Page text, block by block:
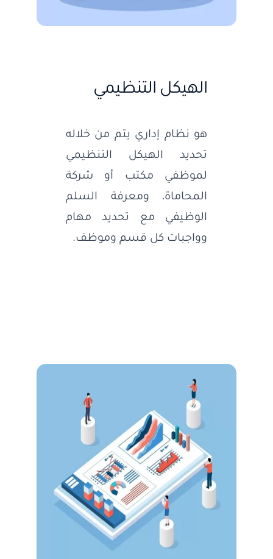
الهيكل التنظيمي
هو نظام إداري يتم من خلاله
تحديد الهيكل التنظيمي
لموظفي مكتب أو شركة
المحاماة، ومعرفة السلم
الوظيفي مع تحديد مهام
وواجبات كل قسم وموظف.